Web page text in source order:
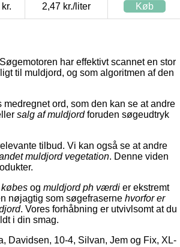
2,47 kr./liter Køb
har effektivt scannet en stor
til muldjord, og som algoritmen af den
ord, som den kan se at andre
salg af muldjordforuden søgeudtryk
tilbud. Vi kan også se at andre
muldjord vegetation. Denne viden
og muldjord ph værdi er ekstremt
nøjagtig som søgefraserne hvorfor er
. Vores forhåbning er utvivlsomt at du
i din smag.
Davidsen, 10-4, Silvan, Jem og Fix, XL-